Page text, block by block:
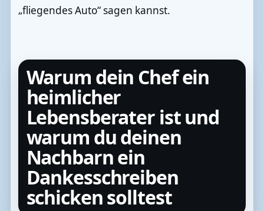
„fliegendes Auto“ sagen kannst.
Warum dein Chef ein
heimlicher
Lebensberater ist und
warum du deinen
Nachbarn ein
Dankesschreiben
schicken solltest